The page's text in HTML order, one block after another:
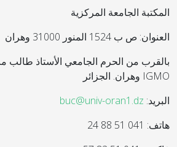
المكتبة الجامعة المركزية
العنوان: ص ب 1524 المنور 31000 وهران
بالقرب من الحرم الجامعي الأستاذ طالب
IGMO وهران. الجزائر
البريد: buc@univ-oran1.dz
هاتف: 041 51 88 24